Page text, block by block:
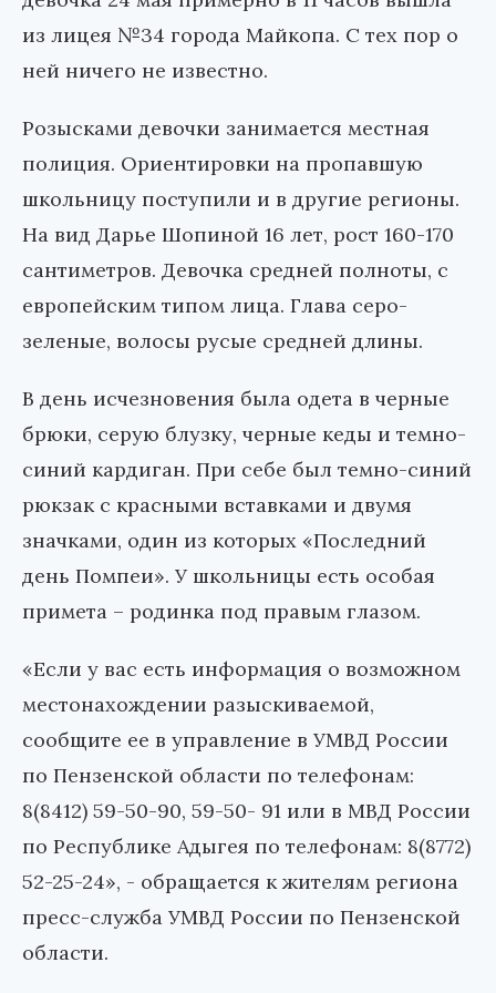
из лицея №34 города Майкопа. С тех пор о
ней ничего не известно.
Розысками девочки занимается местная
полиция. Ориентировки на пропавшую
школьницу поступили и в другие регионы.
На вид Дарье Шопиной 16 лет, рост 160-170
сантиметров. Девочка средней полноты, с
европейским типом лица. Глава серо-
зеленые, волосы русые средней длины.
В день исчезновения была одета в черные
брюки, серую блузку, черные кеды и темно-
синий кардиган. При себе был темно-синий
рюкзак с красными вставками и двумя
значками, один из которых «Последний
день Помпеи». У школьницы есть особая
примета – родинка под правым глазом.
«Если у вас есть информация о возможном
местонахождении разыскиваемой,
сообщите ее в управление в УМВД России
по Пензенской области по телефонам:
8(8412) 59-50-90, 59-50- 91 или в МВД России
по Республике Адыгея по телефонам: 8(8772)
52-25-24», - обращается к жителям региона
пресс-служба УМВД России по Пензенской
области.